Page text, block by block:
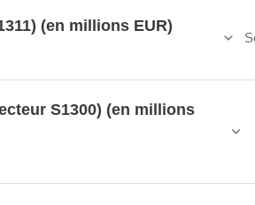
(en millions EUR)
S1300) (en millions